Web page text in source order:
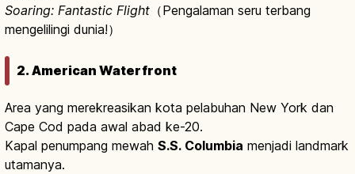
Soaring: Fantastic Flight （Pengalaman seru terbang
mengelilingi dunia!）
2. American Waterfront
Area yang merekreasikan kota pelabuhan New York dan
Cape Cod pada awal abad ke-20.
Kapal penumpang mewah S.S. Columbia menjadi landmark
utamanya.